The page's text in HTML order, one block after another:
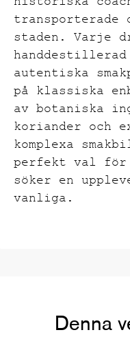
staden. Varje
autentiska
på klassiska
av botaniska
koriander och
komplexa
perfekt val för
söker en
vanliga.
Denna